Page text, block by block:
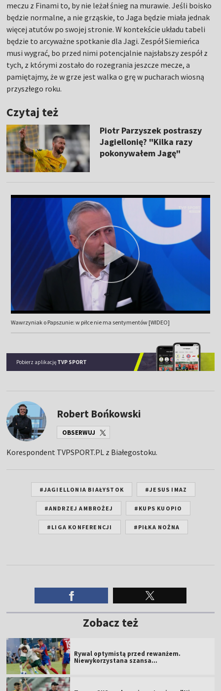
meczu z Finami to, by nie leżał śnieg na murawie. Jeśli boisko
będzie normalne, a nie grząskie, to Jaga będzie miała jednak
więcej atutów po swojej stronie. W kontekście układu tabeli
będzie to arcyważne spotkanie dla Jagi. Zespół Siemieńca
musi wygrać, bo przed nimi potencjalnie najsłabszy zespół z
tych, z którymi zostało do rozegrania jeszcze mecze, a
pamiętajmy, że w grze jest walka o grę w pucharach wiosną
przyszłego roku.
Czytaj też
Piotr Parzyszek postraszy
Jagiellonię? "Kilka razy
pokonywałem Jagę"
Wawrzyniak o Papszunie: w piłce nie ma sentymentów [WIDEO]
Pobierz aplikację TVP SPORT
Robert Bońkowski
OBSERWUJ
Korespondent TVPSPORT.PL z Białegostoku.
#JAGIELLONIA BIAŁYSTOK #JESUS IMAZ
#ANDRZEJ AMBROŻEJ #KUPS KUOPIO
#LIGA KONFERENCJI #PIŁKA NOŻNA
Zobacz też
Rywal optymistą przed rewanżem.
Niewykorzystana szansa...